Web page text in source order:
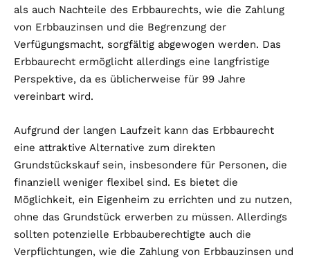
als auch Nachteile des Erbbaurechts, wie die Zahlung
von Erbbauzinsen und die Begrenzung der
Verfügungsmacht, sorgfältig abgewogen werden. Das
Erbbaurecht ermöglicht allerdings eine langfristige
Perspektive, da es üblicherweise für 99 Jahre
vereinbart wird.
Aufgrund der langen Laufzeit kann das Erbbaurecht
eine attraktive Alternative zum direkten
Grundstückskauf sein, insbesondere für Personen, die
finanziell weniger flexibel sind. Es bietet die
Möglichkeit, ein Eigenheim zu errichten und zu nutzen,
ohne das Grundstück erwerben zu müssen. Allerdings
sollten potenzielle Erbbauberechtigte auch die
Verpflichtungen, wie die Zahlung von Erbbauzinsen und